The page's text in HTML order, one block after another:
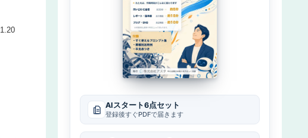
AIスタート6点セット
登録後すぐPDFで届きます